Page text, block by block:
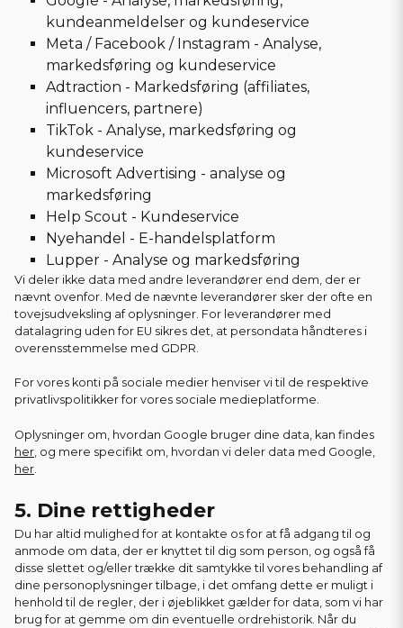
kundeanmeldelser og kundeservice
Meta / Facebook / Instagram - Analyse,
markedsføring og kundeservice
Adtraction - Markedsføring (affiliates,
influencers, partnere)
TikTok - Analyse, markedsføring og
kundeservice
Microsoft Advertising - analyse og
markedsføring
Help Scout - Kundeservice
Nyehandel - E-handelsplatform
Lupper - Analyse og markedsføring
Vi deler ikke data med andre leverandører end dem, der er
nævnt ovenfor. Med de nævnte leverandører sker der ofte en
tovejsudveksling af oplysninger. For leverandører med
datalagring uden for EU sikres det, at persondata håndteres i
overensstemmelse med GDPR.
For vores konti på sociale medier henviser vi til de respektive
privatlivspolitikker for vores sociale medieplatforme.
Oplysninger om, hvordan Google bruger dine data, kan findes
her, og mere specifikt om, hvordan vi deler data med Google,
her.
5. Dine rettigheder
Du har altid mulighed for at kontakte os for at få adgang til og
anmode om data, der er knyttet til dig som person, og også få
disse slettet og/eller trække dit samtykke til vores behandling af
dine personoplysninger tilbage, i det omfang dette er muligt i
henhold til de regler, der i øjeblikket gælder for data, som vi har
brug for at gemme om din eventuelle ordrehistorik. Når du